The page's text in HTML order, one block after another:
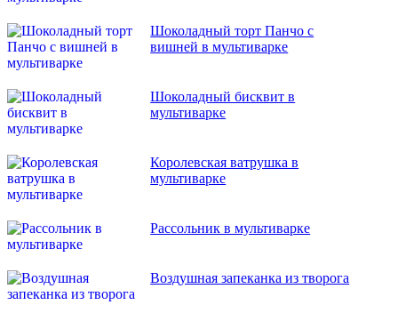
Шоколадный торт Панчо с
вишней в мультиварке
Шоколадный бисквит в
мультиварке
Королевская ватрушка в
мультиварке
Рассольник в мультиварке
Воздушная запеканка из творога